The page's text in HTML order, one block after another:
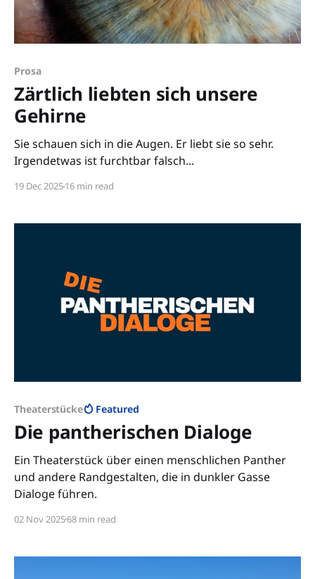
Prosa
Zärtlich liebten sich unsere
Gehirne
Sie schauen sich in die Augen. Er liebt sie so sehr.
Irgendetwas ist furchtbar falsch...
19 Dec 202516 min read
Theaterstücke Featured
Die pantherischen Dialoge
Ein Theaterstück über einen menschlichen Panther
und andere Randgestalten, die in dunkler Gasse
Dialoge führen.
02 Nov 202568 min read